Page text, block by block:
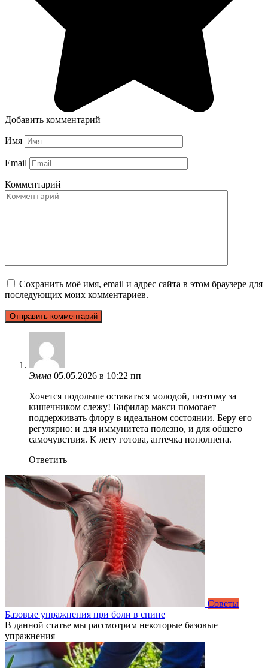
Добавить комментарий
Имя
Email
Комментарий
Сохранить моё имя, email и адрес сайта в этом браузере для
последующих моих комментариев.
Эмма 05.05.2026 в 10:22 пп
Хочется подольше оставаться молодой, поэтому за
кишечником слежу! Бифилар макси помогает
поддерживать флору в идеальном состоянии. Беру его
регулярно: и для иммунитета полезно, и для общего
самочувствия. К лету готова, аптечка пополнена.
Ответить
Советы
Базовые упражнения при боли в спине
В данной статье мы рассмотрим некоторые базовые
упражнения